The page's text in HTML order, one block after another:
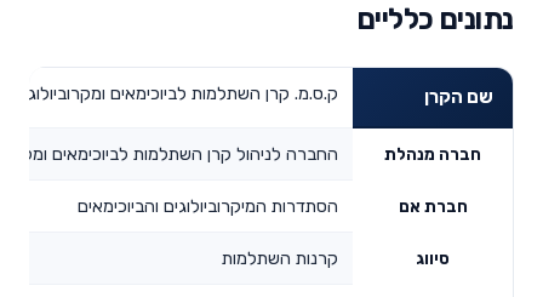
נתונים כלליים
שם הקרן ק.ס.מ. קרן השתלמות לביוכימאים ומקרוביולוגים
חברה מנהלת החברה לניהול קרן השתלמות לביוכימאים
חברת אם הסתדרות המיקרוביולוגים והביוכימאים
סיווג קרנות השתלמות